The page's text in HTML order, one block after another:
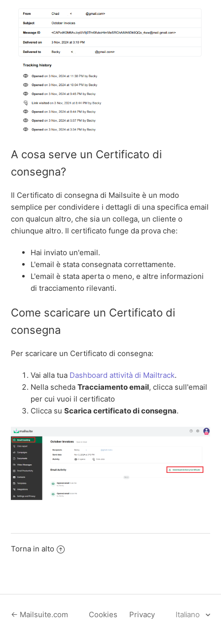
A cosa serve un Certificato di
consegna?
Il Certificato di consegna di Mailsuite è un modo
semplice per condividere i dettagli di una specifica email
con qualcun altro, che sia un collega, un cliente o
chiunque altro. Il certificato funge da prova che:
Hai inviato un'email.
L'email è stata consegnata correttamente.
L'email è stata aperta o meno, e altre informazioni
di tracciamento rilevanti.
Come scaricare un Certificato di
consegna
Per scaricare un Certificato di consegna:
Vai alla tua Dashboard attività di Mailtrack.
Nella schedaTracciamento email, clicca sull'email
per cui vuoi il certificato
Clicca suScarica certificato di consegna.
Torna in alto
← Mailsuite.com Cookies Privacy Italiano